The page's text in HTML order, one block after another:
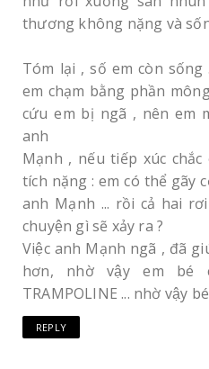
thương không nặng và
Tóm lại , số em còn
em chạm bằng phần
cứu em bị ngã , nên em
anh
Mạnh , nếu tiếp xúc
tích nặng : em có thể gãy
anh Mạnh ... rồi cả hai
chuyện gì sẽ xảy ra ?
Việc anh Mạnh ngã , đã
hơn, nhờ vậy em bé
TRAMPOLINE ... nhờ vậy
REPLY